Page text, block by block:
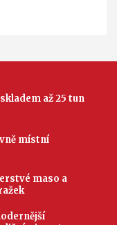
až 25 tun
místní
maso a